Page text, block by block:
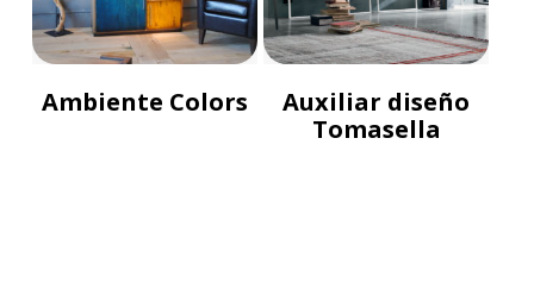
Ambiente Colors
Auxiliar diseño
Tomasella